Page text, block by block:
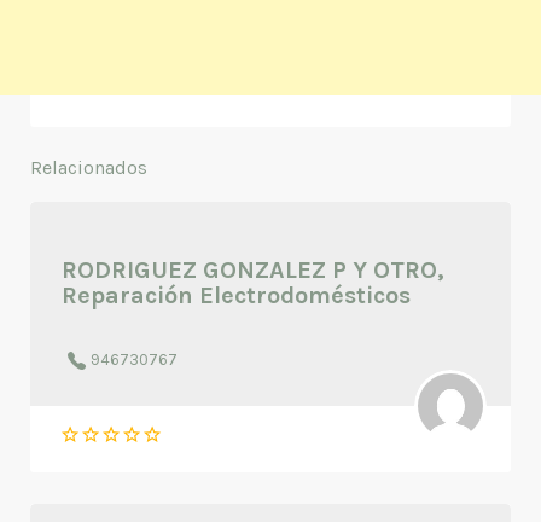
Relacionados
RODRIGUEZ GONZALEZ P Y OTRO,
Reparación Electrodomésticos
946730767